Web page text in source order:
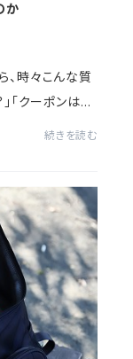
か
時々こんな質
「クーポンはあ
きのクーポン
続きを読む